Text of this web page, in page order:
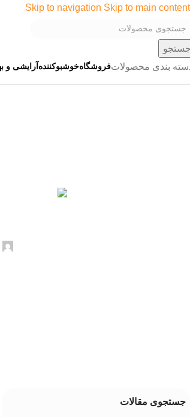
Skip to navigation Skip to main content
بندی محصولاتفروشگاهخوشبوکنندهآرایشی و
دسته‌بندی نشده
جستجوی مقالات